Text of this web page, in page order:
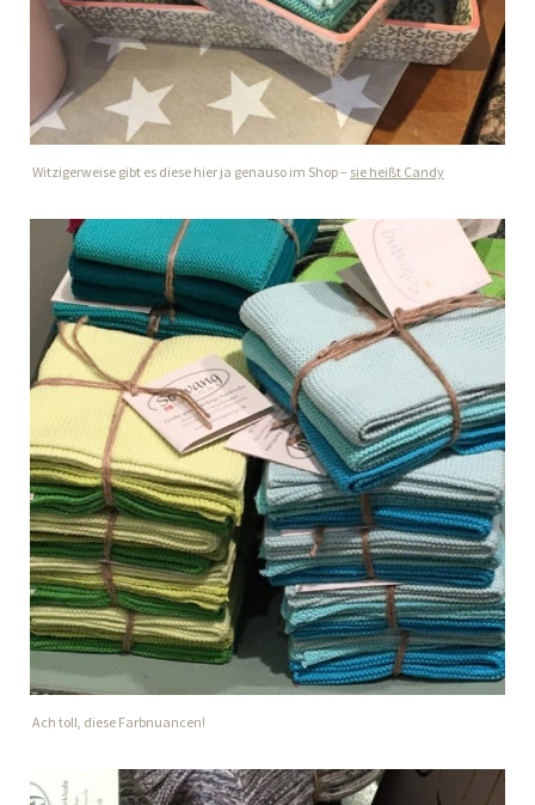
Witzigerweise gibt es diese hier ja genauso im Shop – sie heißt Candy
Ach toll, diese Farbnuancen!